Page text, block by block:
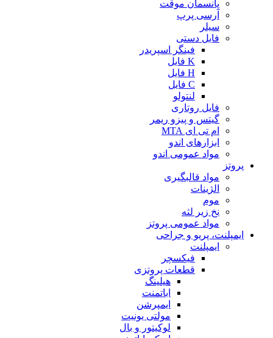
پانسمان موقت
آرسی پرپ
سیلر
فایل دستی
فینگر اسپریدر
K فایل
H فایل
C فایل
لنتولو
فایل روتاری
گیتس و پیزو ریمر
ام تی ای MTA
ابزارهای اندو
مواد عمومی اندو
پروتز
مواد قالبگیری
الژینات
موم
نخ زیر لثه
مواد عمومی پروتز
ایمپلنت، پریو و جراحی
ایمپلنت
فیکسچر
قطعات پروتزی
هیلینگ
اباتمنت
ایمپرشن
مولتی یونیت
لوکیتور و بال